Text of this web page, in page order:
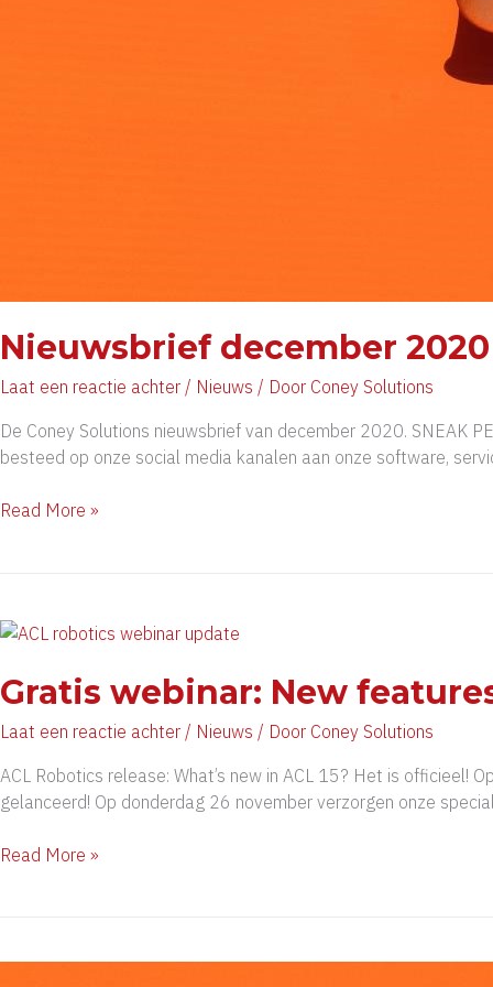
Nieuwsbrief december 2020
Laat een reactie achter / Nieuws / Door Coney Solutions
De Coney Solutions nieuwsbrief van december 2020. SNEAK
besteed op onze social media kanalen aan onze software,
Nieuwsbrief
Read More »
Gratis webinar: New
Laat een reactie achter / Nieuws / Door Coney Solutions
ACL Robotics release: What’s new in ACL 15? Het is officieel!
gelanceerd! Op donderdag 26 november verzorgen onze
Gratis
in
Read More »